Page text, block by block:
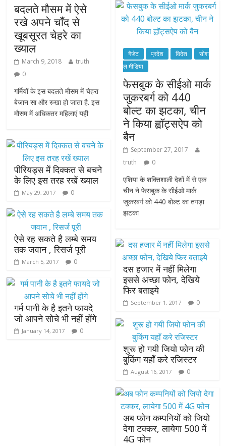
बदलते मौसम में ऐसे
रखे अपने चाँद से
खूबसूरत चेहरे का
ख्याल
March 9, 2018
truth
0
गर्मियों के इस बदलते मौसम में चेहरा
बेजान सा और रुखा हो जाता है. इस
मौसम में अधिकतर महिलाएं यही
पीरियड्स में दिक्कत से बचने
के लिए इस तरह रखें ख्याल
May 29, 2017 0
ऐसे रह सकते है लम्बे समय
तक जवान , रिसर्ज पूरी
March 5, 2017 0
गर्म पानी के है इतने फायदे
जो आपने सोचे भी नहीं होंगे
January 14, 2017 0
गैजेट प्रदेश विदेश
सोश
ल मीडिया
फेसबुक के सीईओ मार्क
जुकरबर्ग को 440
बोल्ट का झटका, चीन
ने किया ह्वॉट्सऐप को
बैन
September 27, 2017
truth
0
एशिया के शक्तिशाली देशों में से एक
चीन ने फेसबुक के सीईओ मार्क
जुकरबर्ग को 440 बोल्ट का तगड़ा
झटका
दस हजार में नहीं मिलेगा
इससे अच्छा फोन, देखिये
फिर बताइये
September 1, 2017 0
शुरू हो गयी जियो फोन की
बुकिंग यहाँ करे रजिस्टर
August 16, 2017 0
अब फोन कम्पनियों को जियो
देगा टक्कर, लायेगा 500 में
4G फोन